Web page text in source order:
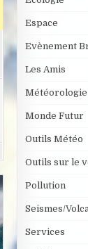
Espace
Evènement
Les Amis
Météorologie
Monde Futur
Outils Météo
Outils sur le
Pollution
Seismes/
Services